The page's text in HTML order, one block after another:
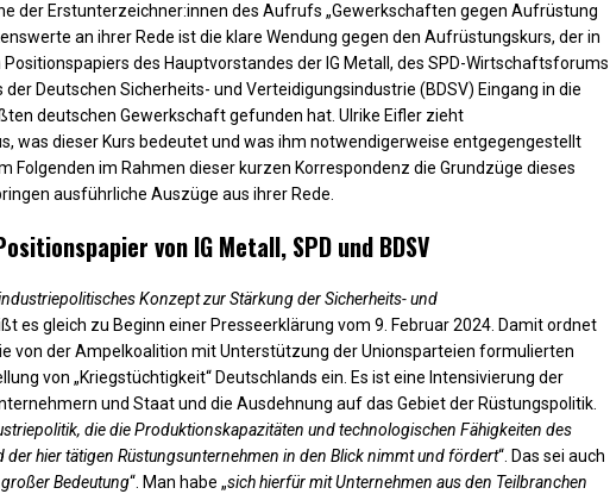
der Erstunterzeichner:innen des Aufrufs „Gewerkschaften gegen Aufrüstung
an ihrer Rede ist die klare Wendung gegen den Aufrüstungskurs, der in
des Hauptvorstandes der IG Metall, des SPD-Wirtschaftsforums
Deutschen Sicherheits- und Verteidigungsindustrie (BDSV) Eingang in die
deutschen Gewerkschaft gefunden hat. Ulrike Eifler zieht
was dieser Kurs bedeutet und was ihm notwendigerweise entgegengestellt
Folgenden im Rahmen dieser kurzen Korrespondenz die Grundzüge dieses
ausführliche Auszüge aus ihrer Rede.
von IG Metall, SPD und BDSV
Konzept zur Stärkung der Sicherheits- und
es gleich zu Beginn einer Presseerklärung vom 9. Februar 2024. Damit ordnet
von der Ampelkoalition mit Unterstützung der Unionsparteien formulierten
von „Kriegstüchtigkeit“ Deutschlands ein. Es ist eine Intensivierung der
und Staat und die Ausdehnung auf das Gebiet der Rüstungspolitik.
die die Produktionskapazitäten und technologischen Fähigkeiten des
der hier tätigen Rüstungsunternehmen in den Blick nimmt und fördert“. Das sei auch
Bedeutung“. Man habe „sich hierfür mit Unternehmen aus den Teilbranchen